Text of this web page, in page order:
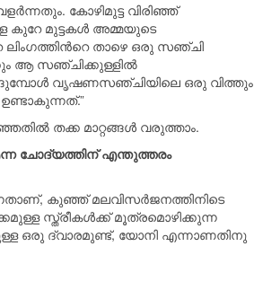
കോഴിമുട്ട വിരിഞ്ഞ്
മുട്ടകള്‍ അമ്മയുടെ
താഴെ ഒരു സഞ്ചി
ആ സഞ്ചിക്കുള്ളില്‍
വൃഷണസഞ്ചിയിലെ ഒരു വിത്തും
തക്ക മാറ്റങ്ങള്‍ വരുത്താം.
ചോദ്യത്തിന് എന്തുത്തരം
കുഞ്ഞ് മലവിസര്‍ജനത്തിനിടെ
സ്ത്രീകള്‍ക്ക് മൂത്രമൊഴിക്കുന്ന
ഒരു ദ്വാരമുണ്ട്, യോനി എന്നാണതിനു